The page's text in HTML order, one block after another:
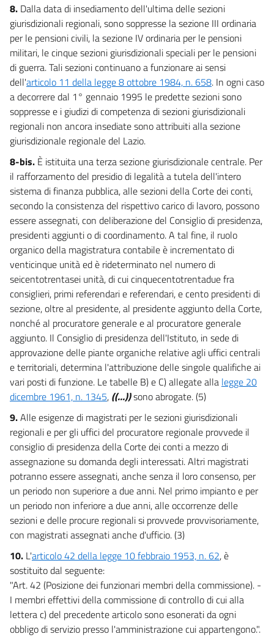
8. Dalla data di insediamento dell'ultima delle sezioni
giurisdizionali regionali, sono soppresse la sezione III ordinaria
per le pensioni civili, la sezione IV ordinaria per le pensioni
militari, le cinque sezioni giurisdizionali speciali per le pensioni
di guerra. Tali sezioni continuano a funzionare ai sensi
dell'articolo 11 della legge 8 ottobre 1984, n. 658. In ogni caso
a decorrere dal 1° gennaio 1995 le predette sezioni sono
soppresse e i giudizi di competenza di sezioni giurisdizionali
regionali non ancora insediate sono attribuiti alla sezione
giurisdizionale regionale del Lazio.
8-bis. È istituita una terza sezione giurisdizionale centrale. Per
il rafforzamento del presidio di legalità a tutela dell'intero
sistema di finanza pubblica, alle sezioni della Corte dei conti,
secondo la consistenza del rispettivo carico di lavoro, possono
essere assegnati, con deliberazione del Consiglio di presidenza,
presidenti aggiunti o di coordinamento. A tal fine, il ruolo
organico della magistratura contabile è incrementato di
venticinque unità ed è rideterminato nel numero di
seicentotrentasei unità, di cui cinquecentotrentadue fra
consiglieri, primi referendari e referendari, e cento presidenti di
sezione, oltre al presidente, al presidente aggiunto della Corte,
nonché al procuratore generale e al procuratore generale
aggiunto. Il Consiglio di presidenza dell'Istituto, in sede di
approvazione delle piante organiche relative agli uffici centrali
e territoriali, determina l'attribuzione delle singole qualifiche ai
vari posti di funzione. Le tabelle B) e C) allegate alla legge 20
dicembre 1961, n. 1345, ((...))sono abrogate. (5)
9.Alle esigenze di magistrati per le sezioni giurisdizionali
regionali e per gli uffici del procuratore regionale provvede il
consiglio di presidenza della Corte dei conti a mezzo di
assegnazione su domanda degli interessati. Altri magistrati
potranno essere assegnati, anche senza il loro consenso, per
un periodo non superiore a due anni. Nel primo impianto e per
un periodo non inferiore a due anni, alle occorrenze delle
sezioni e delle procure regionali si provvede provvisoriamente,
con magistrati assegnati anche d'ufficio. (3)
10. L'articolo 42 della legge 10 febbraio 1953, n. 62, è
sostituito dal seguente:
"Art. 42 (Posizione dei funzionari membri della commissione). -
I membri effettivi della commissione di controllo di cui alla
lettera c) del precedente articolo sono esonerati da ogni
obbligo di servizio presso l'amministrazione cui appartengono.".